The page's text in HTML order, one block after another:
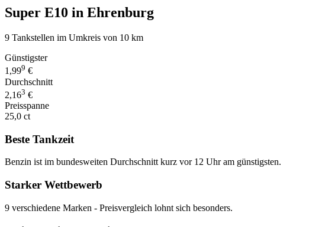
Super E10 in Ehrenburg
9 Tankstellen im Umkreis von 10 km
Günstigster
1,999 €
Durchschnitt
2,163 €
Preisspanne
25,0 ct
Beste Tankzeit
Benzin ist im bundesweiten Durchschnitt kurz vor 12 Uhr am günstigsten.
Starker Wettbewerb
9 verschiedene Marken - Preisvergleich lohnt sich besonders.